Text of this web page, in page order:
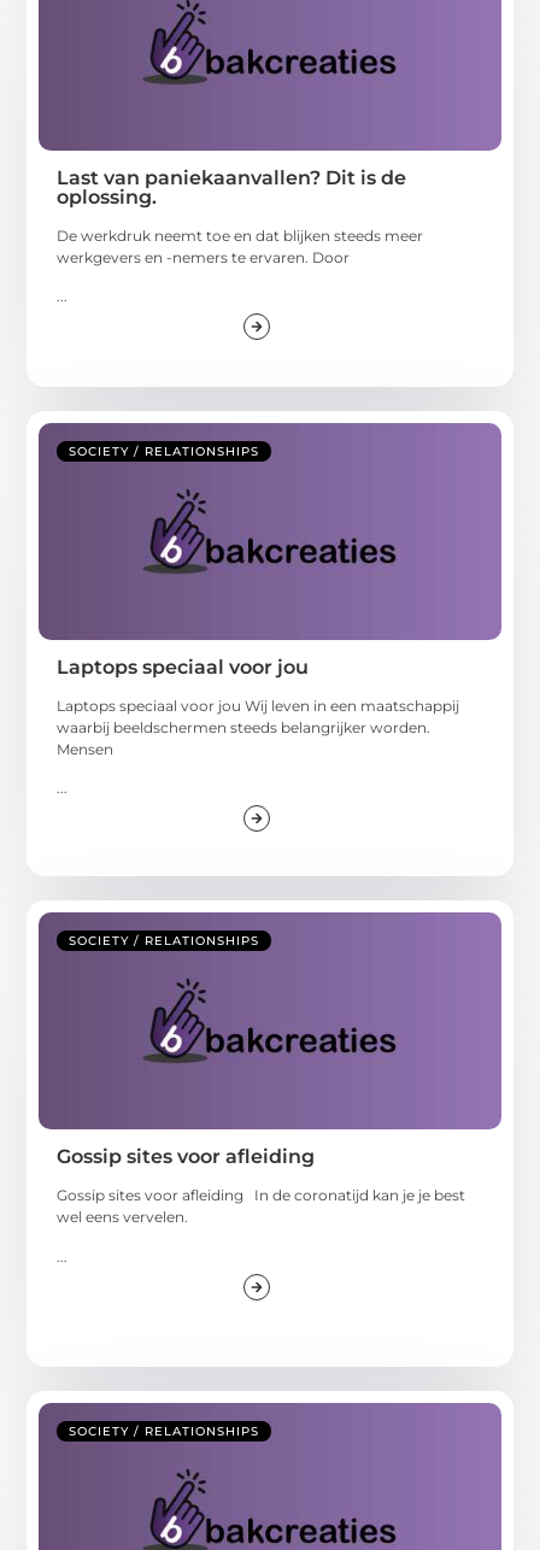
Last van paniekaanvallen? Dit is de
oplossing.
De werkdruk neemt toe en dat blijken steeds meer
werkgevers en -nemers te ervaren. Door
...
SOCIETY / RELATIONSHIPS
Laptops speciaal voor jou
Laptops speciaal voor jou Wij leven in een maatschappij
waarbij beeldschermen steeds belangrijker worden.
Mensen
...
SOCIETY / RELATIONSHIPS
Gossip sites voor afleiding
Gossip sites voor afleiding In de coronatijd kan je je best
wel eens vervelen.
SOCIETY / RELATIONSHIPS